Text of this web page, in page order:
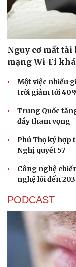
Nguy cơ mất
mạng Wi-Fi
Một việc nhiều
trời giảm tới
Trung Quốc
đầy tham vọng
Phú Thọ ký hợp
Nghị quyết 57
Công nghệ
nghệ lõi đến
PODCAST